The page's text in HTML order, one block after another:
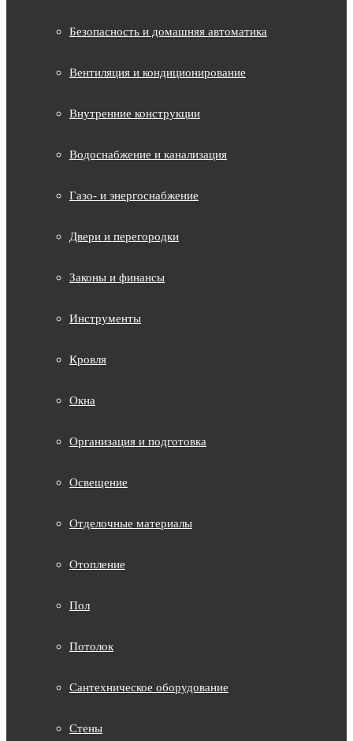
Безопасность и домашняя автоматика
Вентиляция и кондиционирование
Внутренние конструкции
Водоснабжение и канализация
Газо- и энергоснабжение
Двери и перегородки
Законы и финансы
Инструменты
Кровля
Окна
Организация и подготовка
Освещение
Отделочные материалы
Отопление
Пол
Потолок
Сантехническое оборудование
Стены